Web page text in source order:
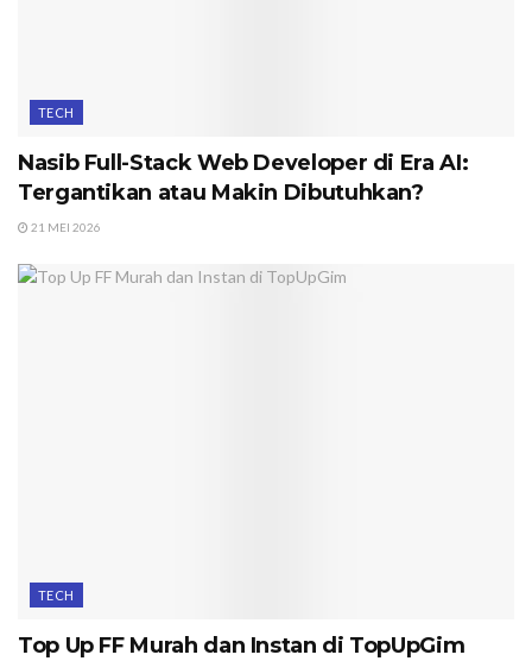
TECH
Nasib Full-Stack Web Developer di Era AI:
Tergantikan atau Makin Dibutuhkan?
21 MEI 2026
TECH
Top Up FF Murah dan Instan di TopUpGim